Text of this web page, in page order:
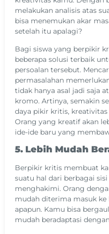
melakukan analisis atas
bisa menemukan akar
setelah itu apalagi?
Bagi siswa yang berpikir
beberapa solusi terbaik
persoalan tersebut.
permasalahan
tidak hanya asal jadi saja
kromo. Artinya, semakin
daya pikir kritis, kreativitas
Orang yang kreatif akan
ide-ide baru yang
5. Lebih Mudah
Berpikir kritis membuat
suatu hal dari berbagai
menghakimi. Orang
mudah diterima masuk
apapun. Kamu bisa
mudah beradaptasi